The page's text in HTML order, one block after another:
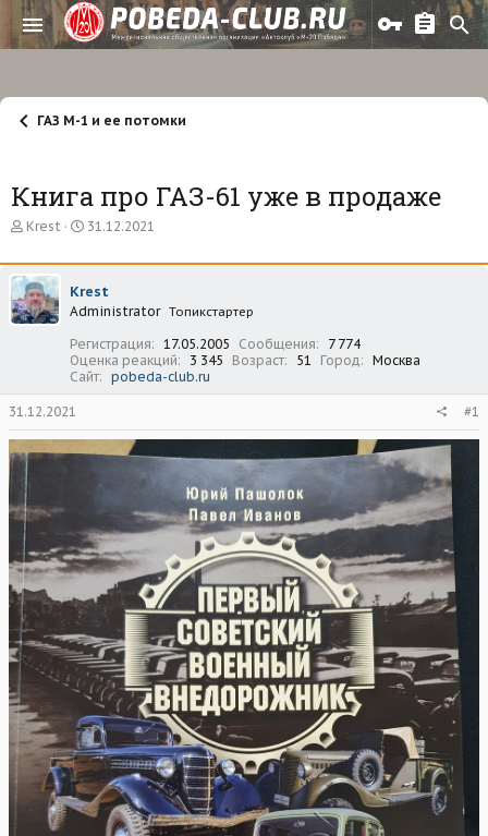
ГАЗ М-1 и ее потомки
Книга про ГАЗ-61 уже в продаже
А
т
о
р
т
Krest
Д
т
н
а
а
л
а
31.12.2021
Krest
Administrator Топикстартер
Регистрация 17.05.2005 Сообщения
7 774
Оценка реакций
3 345 Возраст 51 Город
Москва
Сайт
pobeda-club.ru
31.12.2021 #1